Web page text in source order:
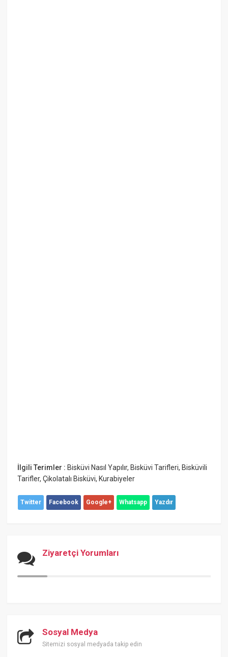
İlgili Terimler : Bisküvi Nasıl Yapılır, Bisküvi Tarifleri, Bisküvili
Tarifler,Çikolatalı Bisküvi, Kurabiyeler
Twitter Facebook Google+ Whatsapp Yazdır
Ziyaretçi Yorumları
Sosyal Medya
Sitemizi sosyal medyada takip edin